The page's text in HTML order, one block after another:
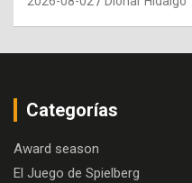
Categorías
Award season
El Juego de Spielberg